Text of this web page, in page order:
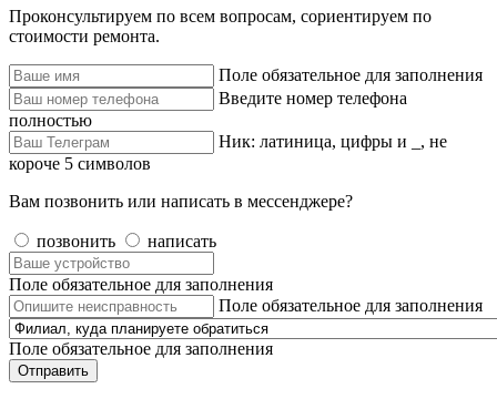
Проконсультируем по всем вопросам, сориентируем по
стоимости ремонта.
Поле обязательное для заполнения
Введите номер телефона
полностью
Ник: латиница, цифры и _, не
короче 5 символов
Вам позвонить или написать в мессенджере?
позвонить написать
Поле обязательное для заполнения
Поле обязательное для заполнения
Поле обязательное для заполнения
Отправить